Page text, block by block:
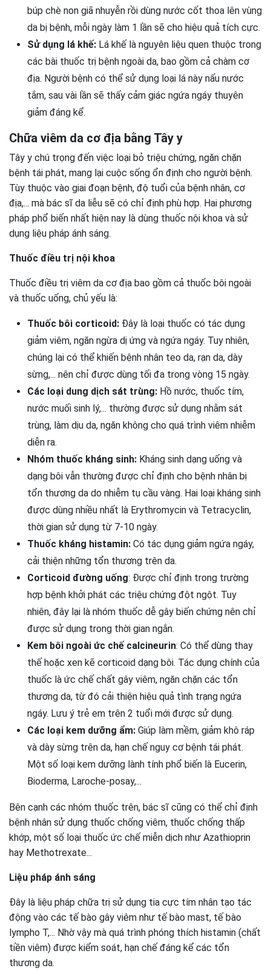
búp chè non giã nhuyễn rồi dùng nước cốt thoa lên vùng
da bị bệnh, mỗi ngày làm 1 lần sẽ cho hiệu quả tích cực.
Sử dụng lá khế: Lá khế là nguyên liệu quen thuộc trong
các bài thuốc trị bệnh ngoài da, bao gồm cả chàm cơ
địa. Người bệnh có thể sử dụng loại lá này nấu nước
tắm, sau vài lần sẽ thấy cảm giác ngứa ngáy thuyên
giảm đáng kể.
Chữa viêm da cơ địa bằng Tây y
Tây y chú trọng đến việc loại bỏ triệu chứng, ngăn chặn
bệnh tái phát, mang lại cuộc sống ổn định cho người bệnh.
Tùy thuộc vào giai đoạn bệnh, độ tuổi của bệnh nhân, cơ
địa,... mà bác sĩ da liễu sẽ có chỉ định phù hợp. Hai phương
pháp phổ biến nhất hiện nay là dùng thuốc nội khoa và sử
dụng liệu pháp ánh sáng.
Thuốc điều trị nội khoa
Thuốc điều trị viêm da cơ địa bao gồm cả thuốc bôi ngoài
và thuốc uống, chủ yếu là:
Thuốc bôi corticoid: Đây là loại thuốc có tác dụng
giảm viêm, ngăn ngừa dị ứng và ngứa ngáy. Tuy nhiên,
chúng lại có thể khiến bệnh nhân teo da, rạn da, dày
sừng,... nên chỉ được dùng tối đa trong vòng 15 ngày.
Các loại dung dịch sát trùng: Hồ nước, thuốc tím,
nước muối sinh lý,... thường được sử dụng nhằm sát
trùng, làm dịu da, ngăn không cho quá trình viêm nhiễm
diễn ra.
Nhóm thuốc kháng sinh: Kháng sinh dạng uống và
dạng bôi vẫn thường được chỉ định cho bệnh nhân bị
tổn thương da do nhiễm tụ cầu vàng. Hai loại kháng sinh
được dùng nhiều nhất là Erythromycin và Tetracyclin,
thời gian sử dụng từ 7-10 ngày.
Thuốc kháng histamin: Có tác dụng giảm ngứa ngáy,
cải thiện những tổn thương trên da.
Corticoid đường uống: Được chỉ định trong trường
hợp bệnh khởi phát các triệu chứng đột ngột. Tuy
nhiên, đây lại là nhóm thuốc dễ gây biến chứng nên chỉ
được sử dụng trong thời gian ngắn.
Kem bôi ngoài ức chế calcineurin: Có thể dùng thay
thế hoặc xen kẽ corticoid dạng bôi. Tác dụng chính của
thuốc là ức chế chất gây viêm, ngăn chặn các tổn
thương da, từ đó cải thiện hiệu quả tình trạng ngứa
ngáy. Lưu ý trẻ em trên 2 tuổi mới được sử dụng.
Các loại kem dưỡng ẩm: Giúp làm mềm, giảm khô ráp
và dày sừng trên da, hạn chế nguy cơ bệnh tái phát.
Một số loại kem dưỡng lành tính phổ biến là Eucerin,
Bioderma, Laroche-posay,...
Bên cạnh các nhóm thuốc trên, bác sĩ cũng có thể chỉ định
bệnh nhân sử dụng thuốc chống viêm, thuốc chống thấp
khớp, một số loại thuốc ức chế miễn dịch như Azathioprin
hay Methotrexate...
Liệu pháp ánh sáng
Đây là liệu pháp chữa trị sử dụng tia cực tím nhân tạo tác
động vào các tế bào gây viêm như tế bào mast, tế bào
lympho T,... Nhờ vậy mà quá trình phóng thích histamin (chất
tiền viêm) được kiểm soát, hạn chế đáng kể các tổn
thương da.